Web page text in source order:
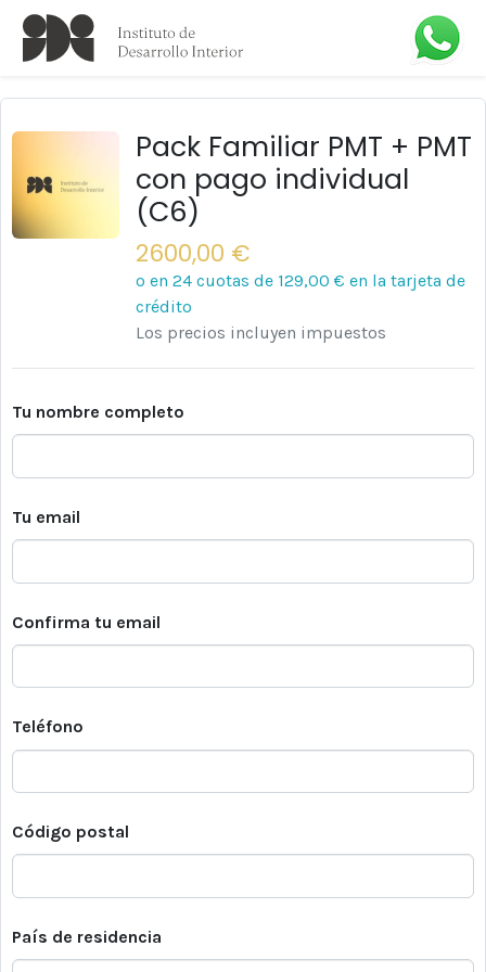
Pack Familiar PMT + PMT
con pago individual
(C6)
2600,00 €
o en 24 cuotas de 129,00 € en la tarjeta de
crédito
Los precios incluyen impuestos
Tu nombre completo
Tu email
Confirma tu email
Teléfono
Código postal
País de residencia